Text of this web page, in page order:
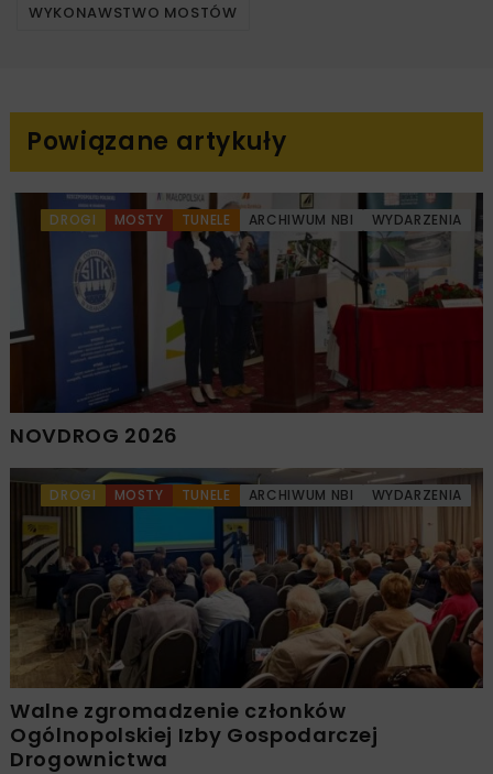
WYKONAWSTWO MOSTÓW
Powiązane artykuły
DROGI MOSTY TUNELE ARCHIWUM NBI WYDARZENIA
NOVDROG 2026
DROGI MOSTY TUNELE ARCHIWUM NBI WYDARZENIA
Walne zgromadzenie członków
Ogólnopolskiej Izby Gospodarczej
Drogownictwa